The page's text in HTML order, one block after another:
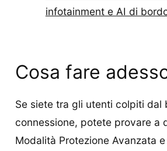
infotainment e AI di
Cosa fare
Se siete tra gli utenti colpiti dal
connessione, potete provare a
Modalità Protezione Avanzata